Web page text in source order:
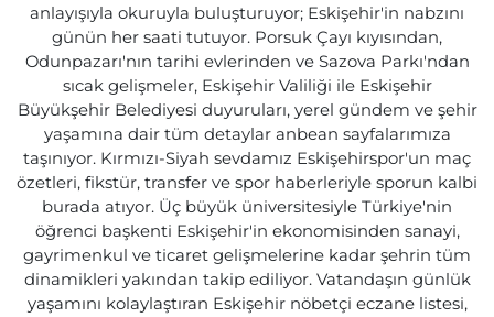
anlayışıyla okuruyla buluşturuyor; Eskişehir'in nabzını
günün her saati tutuyor. Porsuk Çayı kıyısından,
Odunpazarı'nın tarihi evlerinden ve Sazova Parkı'ndan
sıcak gelişmeler, Eskişehir Valiliği ile Eskişehir
Büyükşehir Belediyesi duyuruları, yerel gündem ve şehir
yaşamına dair tüm detaylar anbean sayfalarımıza
taşınıyor. Kırmızı-Siyah sevdamız Eskişehirspor'un maç
özetleri, fikstür, transfer ve spor haberleriyle sporun kalbi
burada atıyor. Üç büyük üniversitesiyle Türkiye'nin
öğrenci başkenti Eskişehir'in ekonomisinden sanayi,
gayrimenkul ve ticaret gelişmelerine kadar şehrin tüm
dinamikleri yakından takip ediliyor. Vatandaşın günlük
yaşamını kolaylaştıran Eskişehir nöbetçi eczane listesi,